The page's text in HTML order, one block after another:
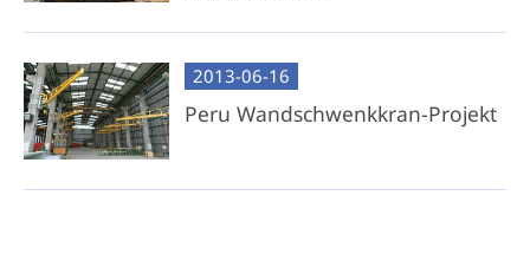
2013-06-16
Peru Wandschwenkkran-Projekt